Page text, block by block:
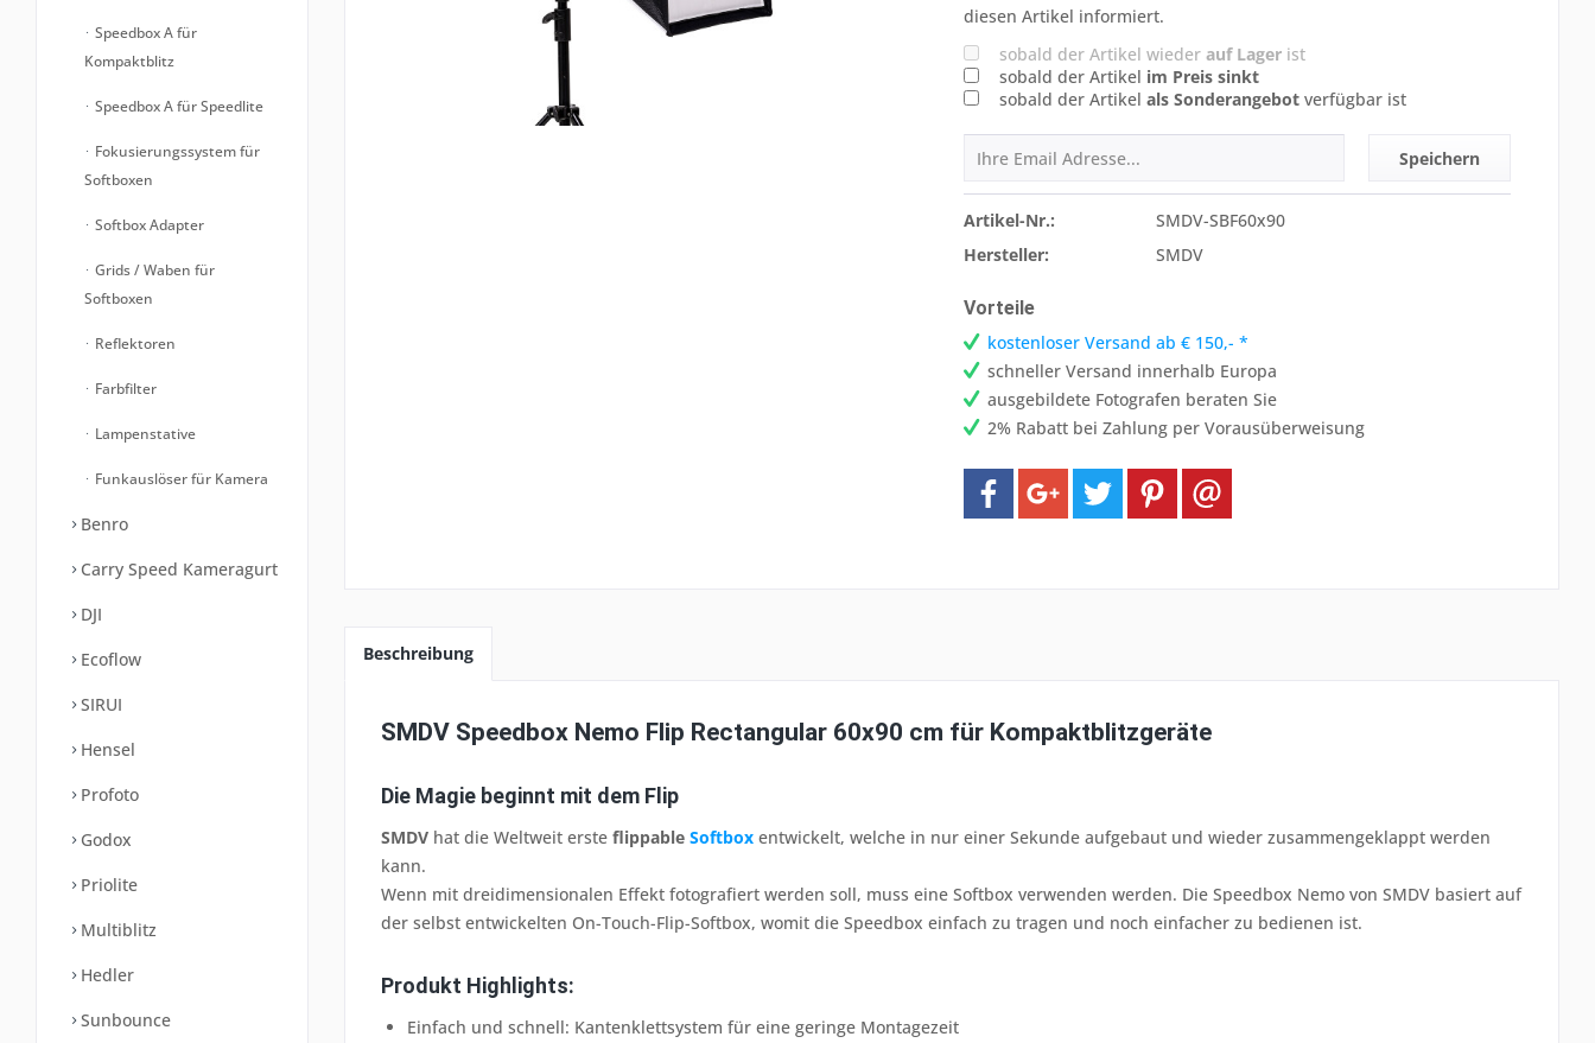
Speedbox A für
Kompaktblitz
Speedbox A für Speedlite
Fokusierungssystem für
Softboxen
Softbox Adapter
Grids / Waben für
Softboxen
Reflektoren
Farbfilter
Lampenstative
Funkauslöser für Kamera
Benro
Carry Speed Kameragurt
DJI
Ecoflow
SIRUI
Hensel
Profoto
Godox
Priolite
Multiblitz
Hedler
Sunbounce
diesen Artikel informiert.
sobald der Artikel wieder auf Lagerist
sobald der Artikel im Preis sinkt
sobald der Artikel als Sonderangebotverfügbar ist
Speichern
Artikel-Nr.:
SMDV-SBF60x90
Hersteller:
SMDV
Vorteile
kostenloser Versand ab € 150,- *
schneller Versand innerhalb Europa
ausgebildete Fotografen beraten Sie
2% Rabatt bei Zahlung per Vorausüberweisung
Beschreibung
SMDV Speedbox Nemo Flip Rectangular 60x90 cm für Kompaktblitzgeräte
Die Magie beginnt mit dem Flip
SMDV hat die Weltweit erste flippable Softbox entwickelt, welche in nur einer Sekunde aufgebaut und wieder zusammengeklappt werden
kann.
Wenn mit dreidimensionalen Effekt fotografiert werden soll, muss eine Softbox verwenden werden. Die Speedbox Nemo von SMDV basiert auf
der selbst entwickelten On-Touch-Flip-Softbox, womit die Speedbox einfach zu tragen und noch einfacher zu bedienen ist.
Produkt Highlights:
Einfach und schnell: Kantenklettsystem für eine geringe Montagezeit